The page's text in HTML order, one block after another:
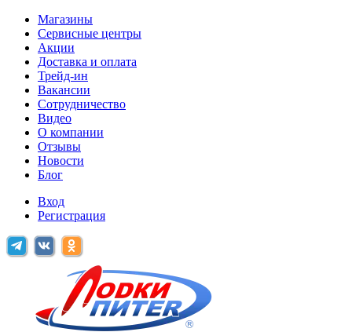
Магазины
Сервисные центры
Акции
Доставка и оплата
Трейд-ин
Вакансии
Сотрудничество
Видео
О компании
Отзывы
Новости
Блог
Вход
Регистрация